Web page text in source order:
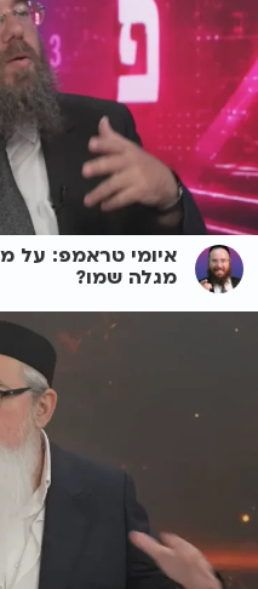
איומי טראמפ: על
מגלה שמו?